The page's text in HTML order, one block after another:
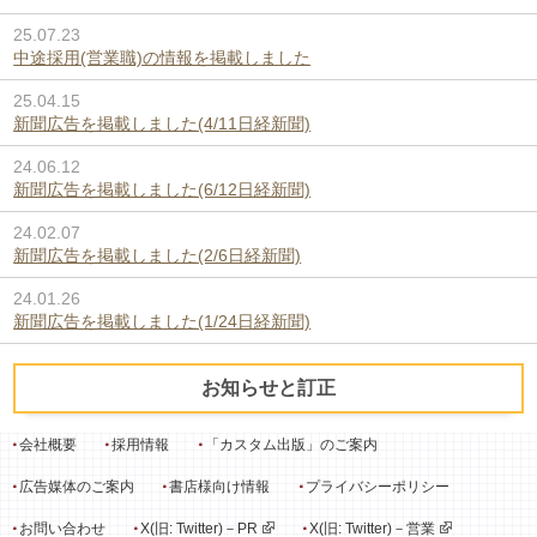
25.07.23
中途採用(営業職)の情報を掲載しました
25.04.15
新聞広告を掲載しました(4/11日経新聞)
24.06.12
新聞広告を掲載しました(6/12日経新聞)
24.02.07
新聞広告を掲載しました(2/6日経新聞)
24.01.26
新聞広告を掲載しました(1/24日経新聞)
お知らせと訂正
会社概要 採用情報 「カスタム出版」のご案内
広告媒体のご案内 書店様向け情報 プライバシーポリシー
お問い合わせ X(旧: Twitter)－PR X(旧: Twitter)－営業